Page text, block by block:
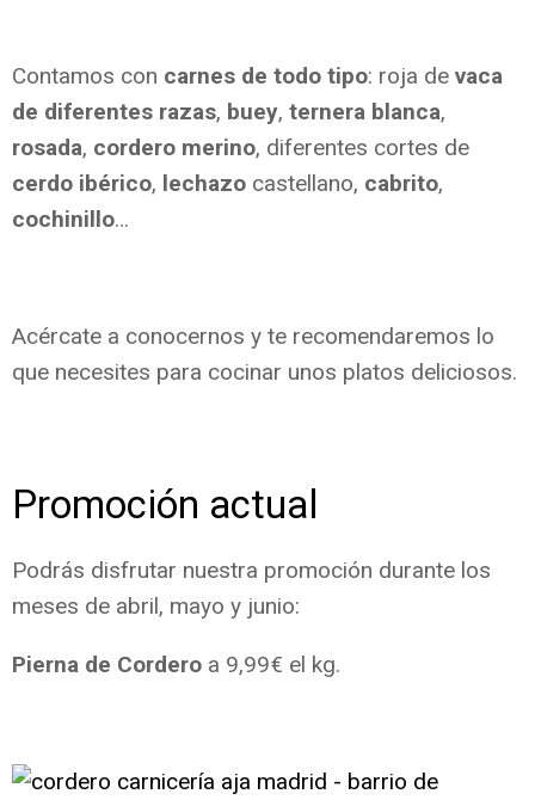
Contamos con carnes de todo tipo: roja de vaca
de diferentes razas, buey, ternera blanca,
rosada, cordero merino, diferentes cortes de
cerdo ibérico, lechazo castellano, cabrito,
cochinillo…
Acércate a conocernos y te recomendaremos lo
que necesites para cocinar unos platos deliciosos.
Promoción actual
Podrás disfrutar nuestra promoción durante los
meses de abril, mayo y junio:
Pierna de Cordero a 9,99€ el kg.